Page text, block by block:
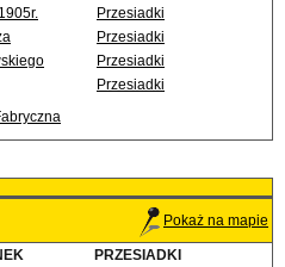
Przesiadki
Przesiadki
Przesiadki
Przesiadki
Pokaż na mapie
PRZESIADKI